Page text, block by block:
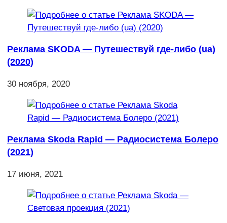
Реклама SKODA — Путешествуй где-либо (ua)
(2020)
30 ноября, 2020
Реклама Skoda Rapid — Радиосистема Болеро
(2021)
17 июня, 2021